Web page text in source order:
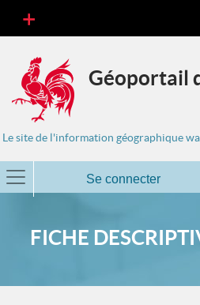
Géoportail
Le site de l'information géographique
Se connecter
FICHE